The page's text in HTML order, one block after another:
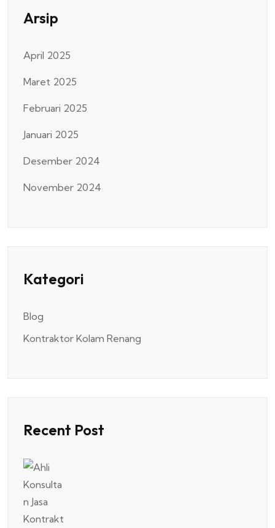
Arsip
April 2025
Maret 2025
Februari 2025
Januari 2025
Desember 2024
November 2024
Kategori
Blog
Kontraktor Kolam Renang
Recent Post